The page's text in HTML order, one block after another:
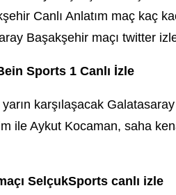
Canlı Anlatım maç kaç
Başakşehir maçı twitter
Sports 1 Canlı İzle
karşılaşacak
ile Aykut Kocaman, saha
SelçukSports canlı izle